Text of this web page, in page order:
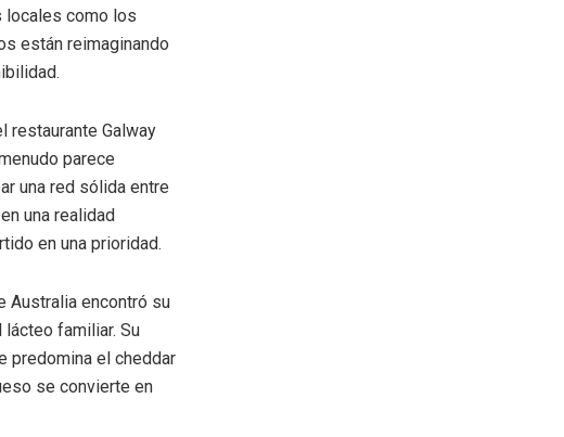
locales como los
están reimaginando
restaurante Galway
parece
una red sólida entre
una realidad
en una prioridad.
Australia encontró su
familiar. Su
predomina el cheddar
se convierte en